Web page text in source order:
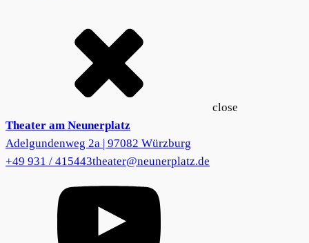
close
Theater am Neunerplatz
Adelgundenweg 2a | 97082 Würzburg
+49 931 / 415443theater@neunerplatz.de